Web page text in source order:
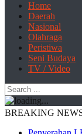
Home
Daerah
Nasional
Olahraga
Peristiwa
Seni Budaya
TV / Video
BREAKING